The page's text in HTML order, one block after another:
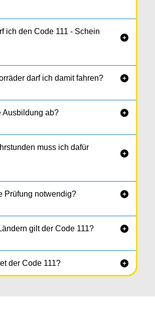
ich den Code 111 - Schein

darf ich damit fahren? 
Ausbildung ab? 
muss ich dafür

Prüfung notwendig? 
gilt der Code 111? 
der Code 111? 